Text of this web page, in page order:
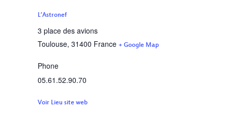
L’Astronef
3 place des avions
Toulouse, 31400 France + Google Map
Phone
05.61.52.90.70
Voir Lieu site web